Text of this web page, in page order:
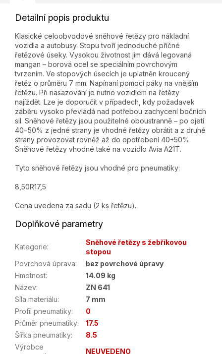
Detailní popis produktu
Klasické celoobvodové sněhové řetězy pro nákladní
vozidla a autobusy. Stopu tvoří jednoduché příčné
řetězové úseky. Vysokou životnost jim dává legovaná
mangan – borová ocel se speciálním povrchovým
tvrzením. Ve stopových úsecích je uplatněn kroucený
řetěz o průměru 7 mm. Napínaní pomocí páky na vnějším
řetězu. Při nasazování je nutno vozidlem na řetězy
najíždět. Lze je doporučit v případech, kdy požadavek
záběru vysoko převládá nad potřebou zachycení bočních
sil. Sněhové řetězy jsou použitelné oboustranně – po ojetí
40÷50% z jedné strany je vhodné řetězy obrátit a z druhé
strany provozovat rovněž až do opotřebení 40÷50%.
Sněhové řetězy vhodné také na vozidlo Avia A21T.
Tyto sněhové řetězy jsou vhodné pro pneumatiky:
8,50R17,5
Cena uvedena za sadu (2 ks řetězu).
Doplňkové parametry
Kategorie:
Sněhové řetězy s žebříkovou
stopou
Povrchová úprava:
bez povrchové úpravy
Hmotnost:
14.09 kg
Název:
ZN 641
Síla materiálu:
7 mm
Profil pneumatiky:
0
Průměr pneumatiky:
17.5
Šířka pneumatiky:
8.5
Výrobce
NEUVEDENO